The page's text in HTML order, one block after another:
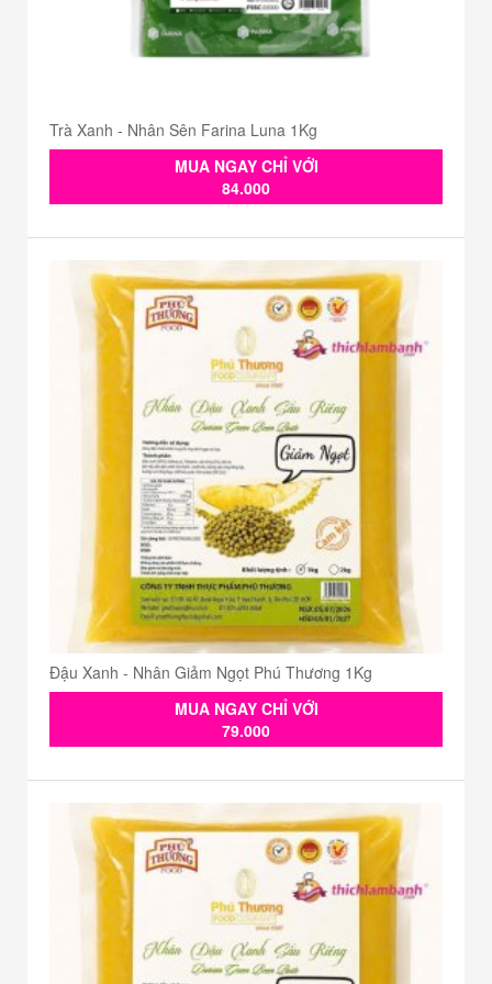
Trà Xanh - Nhân Sên Farina Luna 1Kg
MUA NGAY CHỈ VỚI
84.000
Đậu Xanh - Nhân Giảm Ngọt Phú Thương 1Kg
MUA NGAY CHỈ VỚI
79.000